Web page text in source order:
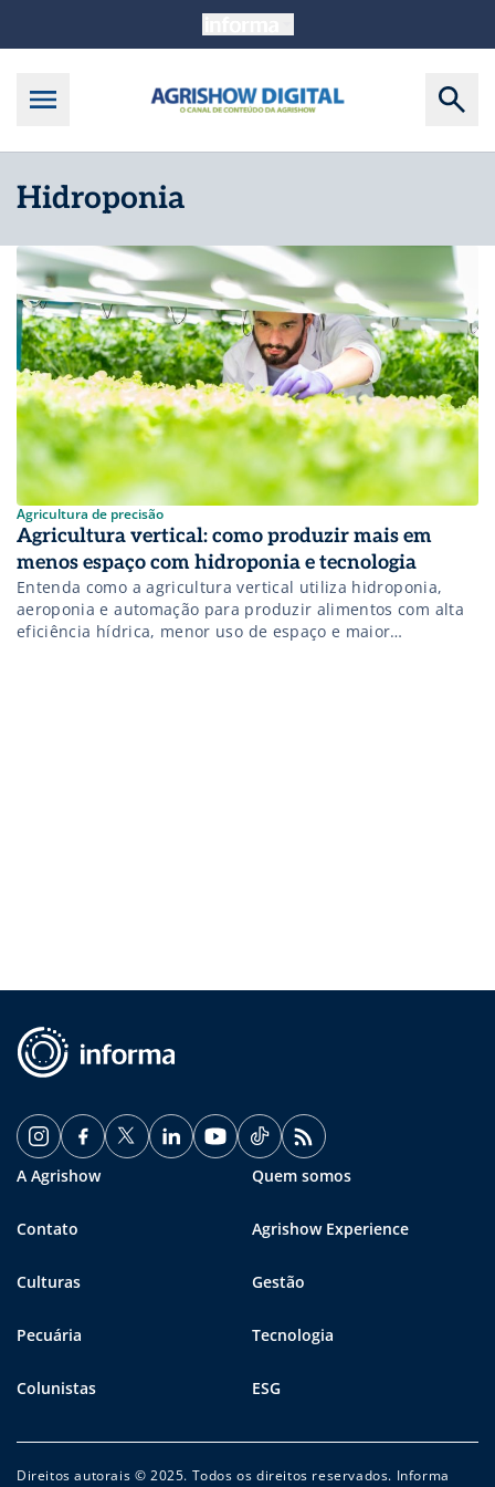
Hidroponia
Agricultura de precisão
Agricultura vertical: como produzir mais em
menos espaço com hidroponia e tecnologia
Entenda como a agricultura vertical utiliza hidroponia,
aeroponia e automação para produzir alimentos com alta
eficiência hídrica, menor uso de espaço e maior
A Agrishow Quem somos
Contato Agrishow Experience
Culturas Gestão
Pecuária Tecnologia
Colunistas ESG
Direitos autorais © 2025. Todos os direitos reservados. Informa